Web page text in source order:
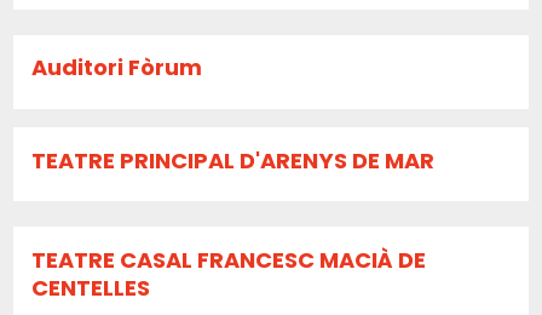
Auditori Fòrum
TEATRE PRINCIPAL D'ARENYS DE MAR
TEATRE CASAL FRANCESC MACIÀ DE
CENTELLES